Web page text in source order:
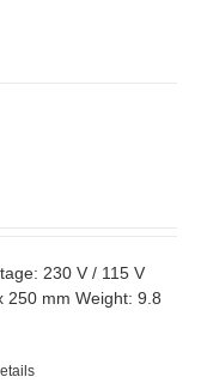
230 V / 115 V
250 mm Weight: 9.8